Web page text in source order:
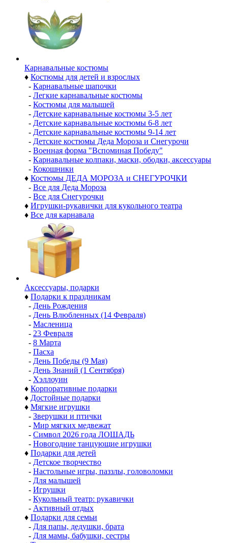
Карнавальные костюмы
♦ Костюмы для детей и взрослых
- Карнавальные шапочки
- Легкие карнавальные костюмы
- Костюмы для малышей
- Детские карнавальные костюмы 3-5 лет
- Детские карнавальные костюмы 6-8 лет
- Детские карнавальные костюмы 9-14 лет
- Детские костюмы Деда Мороза и Снегурочи
- Военная форма "Вспоминая Победу"
- Карнавальные колпаки, маски, ободки, аксессуары
- Кокошники
♦ Костюмы ДЕДА МОРОЗА и СНЕГУРОЧКИ
- Все для Деда Мороза
- Все для Снегурочки
♦ Игрушки-рукавички для кукольного театра
♦ Все для карнавала
Аксессуары, подарки
♦ Подарки к праздникам
- День Рождения
- День Влюбленных (14 Февраля)
- Масленица
- 23 Февраля
- 8 Марта
- Пасха
- День Победы (9 Мая)
- День Знаний (1 Сентября)
- Хэллоуин
♦ Корпоративные подарки
♦ Достойные подарки
♦ Мягкие игрушки
- Зверушки и птички
- Мир мягких медвежат
- Символ 2026 года ЛОШАДЬ
- Новогодние танцующие игрушки
♦ Подарки для детей
- Детское творчество
- Настольные игры, паззлы, головоломки
- Для малышей
- Игрушки
- Кукольный театр: рукавички
- Активный отдых
♦ Подарки для семьи
- Для папы, дедушки, брата
- Для мамы, бабушки, сестры